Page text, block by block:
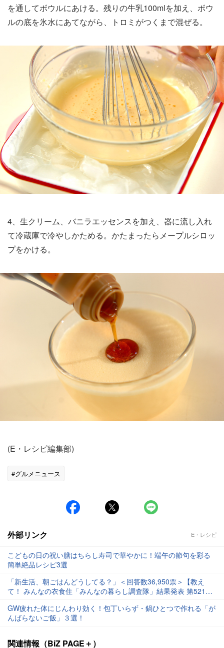
を通してボウルにあける。残りの牛乳100mlを加え、ボウ
ルの底を氷水にあてながら、トロミがつくまで混ぜる。
4、生クリーム、バニラエッセンスを加え、器に流し入れ
て冷蔵庫で冷やしかためる。かたまったらメープルシロッ
プをかける。
(E・レシピ編集部)
#グルメニュース
外部リンク E・レシピ
こどもの日の祝い膳はちらし寿司で華やかに！端午の節句を彩る
簡単絶品レシピ3選
「新生活、朝ごはんどうしてる？」＜回答数36,950票＞【教え
て！ みんなの衣食住「みんなの暮らし調査隊」結果発表 第521
GW疲れた体にじんわり効く！包丁いらず・鍋ひとつで作れる「が
んばらないご飯」３選！
関連情報（BiZ PAGE＋）